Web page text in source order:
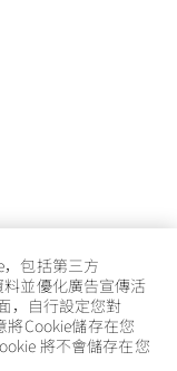
包括第三方
並優化廣告宣傳活
，自行設定您對
將Cookie儲存在您
將不會儲存在您